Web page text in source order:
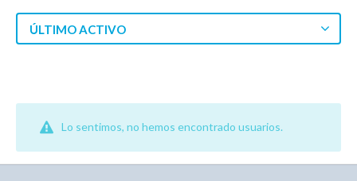
ÚLTIMO ACTIVO
Lo sentimos, no hemos encontrado usuarios.